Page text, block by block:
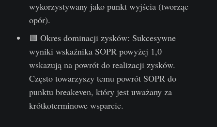
wykorzystywany jako punkt wyjścia (tworząc
opór).
🟩 Okres dominacji zysków: Sukcesywne
wyniki wskaźnika SOPR powyżej 1,0
wskazują na powrót do realizacji zysków.
Często towarzyszy temu powrót SOPR do
punktu breakeven, który jest uważany za
krótkoterminowe wsparcie.